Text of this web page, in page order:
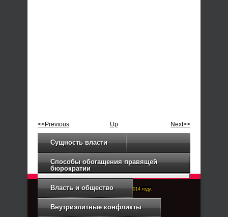
<<Previous Up Next>>
Сущность власти
Способы обогащения правящей
бюрократии
Власть и общество
Внутриэлитные конфликты
Right-Dexter-ПРАВЫЙ ФРОНТ. Основан в 2014 году.
Связь с администрацией